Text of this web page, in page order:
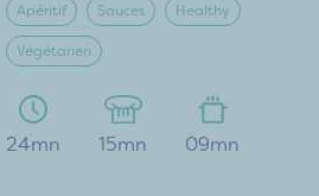
Apéritif Sauces Healthy
Végétarien
24mn 15mn 09mn